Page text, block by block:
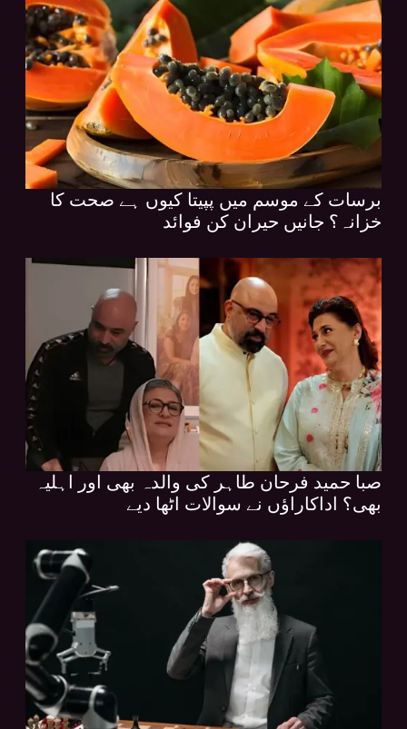
برسات کے موسم میں پپیتا کیوں ہے صحت کا
خزانہ؟ جانیں حیران کن فوائد
صبا حمید فرحان طاہر کی والدہ بھی اور اہلیہ
بھی؟ اداکاراؤں نے سوالات اٹھا دیے